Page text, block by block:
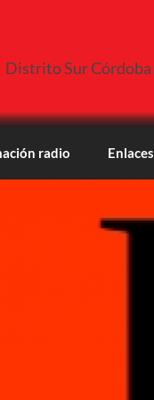
Distrito Sur Córdoba
radio Enlaces